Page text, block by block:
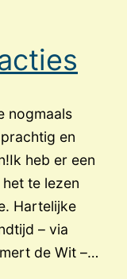
nogmaals
en
heb er een
te lezen
Hartelijke
– via
de Wit –…